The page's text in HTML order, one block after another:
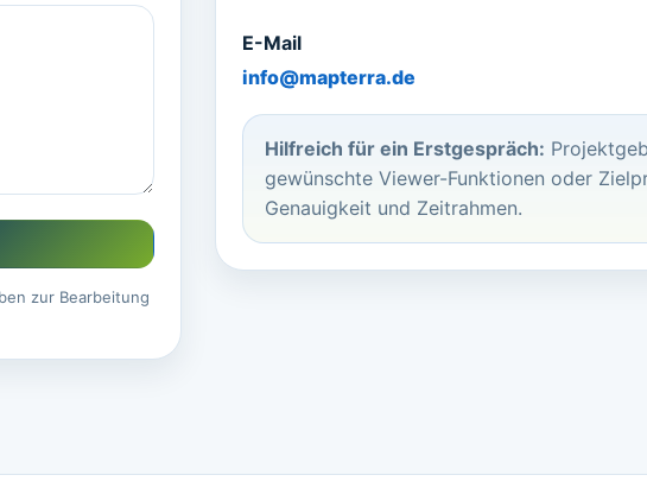
zur Bearbeitung
E-Mail
info@mapterra.de
Hilfreich für ein Erstgespräch:
gewünschte Viewer-Funktionen oder
Genauigkeit und Zeitrahmen.